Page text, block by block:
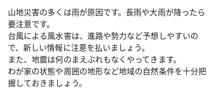
山地災害の多くは雨が原因です。長雨や大雨が降ったら
要注意です。
台風による風水害は、進路や勢力など予想しやすいの
で、新しい情報に注意を払いましょう。
また、地震は何のまえぶれもなくやってきます。
わが家の状態や周囲の地形など地域の自然条件を十分把
握しておきましょう。